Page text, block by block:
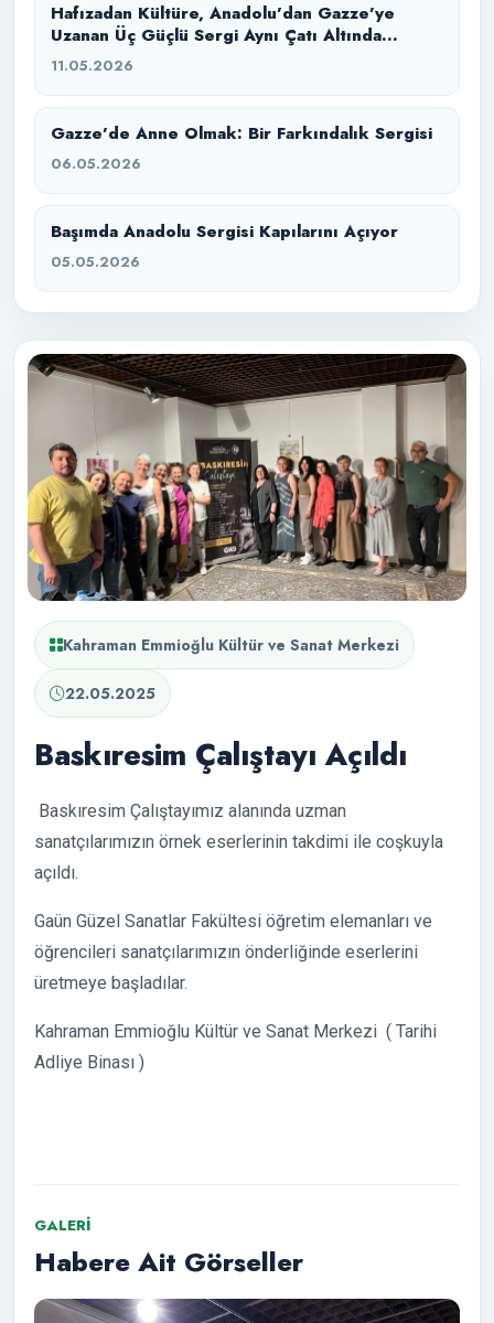
Kahraman Emmioğlu Kültür ve Sanat Merkezi
22.05.2025
Baskıresim Çalıştayı Açıldı
Baskıresim Çalıştayımız alanında uzman
sanatçılarımızın örnek eserlerinin takdimi ile coşkuyla
açıldı.
Gaün Güzel Sanatlar Fakültesi öğretim elemanları ve
öğrencileri sanatçılarımızın önderliğinde eserlerini
üretmeye başladılar.
Kahraman Emmioğlu Kültür ve Sanat Merkezi ( Tarihi
Adliye Binası )
GALERI
Habere Ait Görseller
Hafızadan Kültüre, Anadolu’dan Gazze’ye
Uzanan Üç Güçlü Sergi Aynı Çatı Altında
Buluştu
11.05.2026
Gazze’de Anne Olmak: Bir Farkındalık Sergisi
06.05.2026
Başımda Anadolu Sergisi Kapılarını Açıyor
05.05.2026